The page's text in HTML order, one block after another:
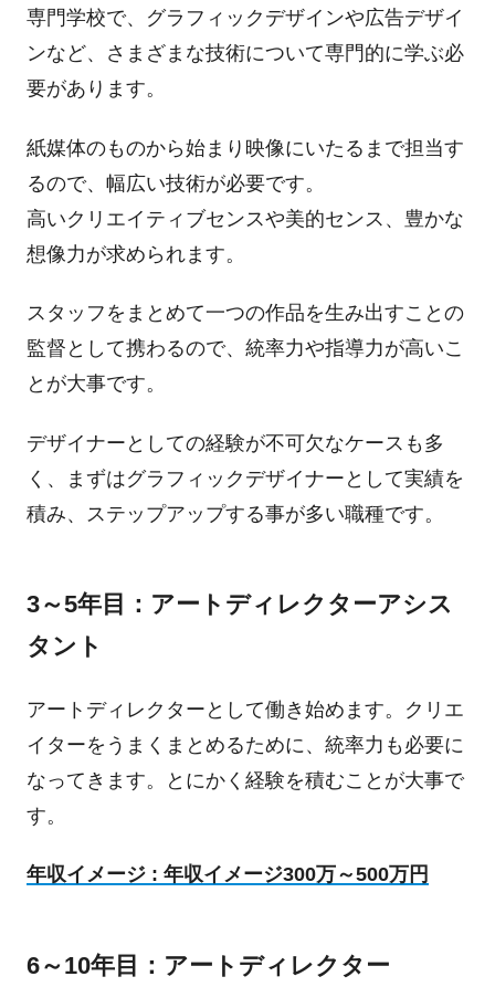
専門学校で、グラフィックデザインや広告デザイ
ンなど、さまざまな技術について専門的に学ぶ必
要があります。
紙媒体のものから始まり映像にいたるまで担当す
るので、幅広い技術が必要です。
高いクリエイティブセンスや美的センス、豊かな
想像力が求められます。
スタッフをまとめて一つの作品を生み出すことの
監督として携わるので、統率力や指導力が高いこ
とが大事です。
デザイナーとしての経験が不可欠なケースも多
く、まずはグラフィックデザイナーとして実績を
積み、ステップアップする事が多い職種です。
3～5年目：アートディレクターアシス
タント
アートディレクターとして働き始めます。クリエ
イターをうまくまとめるために、統率力も必要に
なってきます。とにかく経験を積むことが大事で
す。
年収イメージ : 年収イメージ300万～500万円
6～10年目：アートディレクター